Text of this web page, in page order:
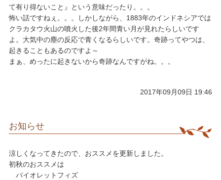
て有り得ないこと』という意味だったり。。。
​怖い話ですねぇ。。。しかしながら、1883年のインドネシアでは
クラカタウ火山の噴火した後2年間青い月が見れたらしいです
よ。大気中の塵の反応で青くなるらしいです。奇跡ってやつは、
起きることもあるのですよ～
​まぁ、めったに起きないから奇跡なんですがね。。。
2017年09月09日 19:46
お知らせ
涼しくなってきたので、おススメを更新しました。
​初秋のおススメは
バイオレットフィズ